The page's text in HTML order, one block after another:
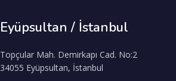
Eyüpsultan / İstanbul
Topçular Mah. Demirkapı Cad. No:2
34055 Eyüpsultan, İstanbul